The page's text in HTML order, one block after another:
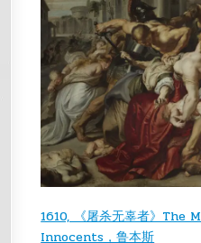
1610, 《屠杀无辜者》The
Innocents，鲁本斯